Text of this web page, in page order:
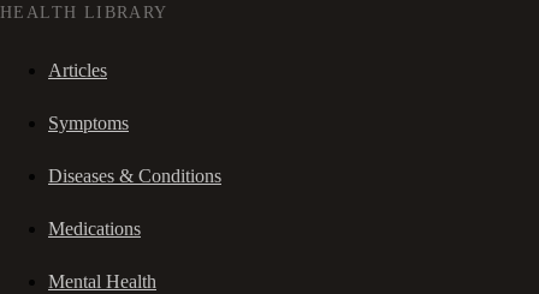
HEALTH LIBRARY
Articles
Symptoms
Diseases & Conditions
Medications
Mental Health